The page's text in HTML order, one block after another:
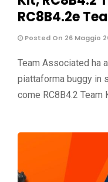
RC8B4.2e
Posted On 26 Maggio
Team Associated ha
piattaforma buggy in
come RC8B4.2 Team